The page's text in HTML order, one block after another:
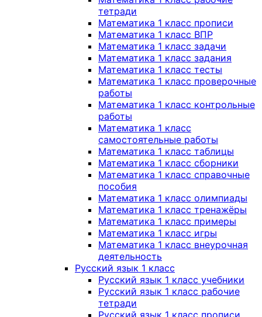
тетради
Математика 1 класс прописи
Математика 1 класс ВПР
Математика 1 класс задачи
Математика 1 класс задания
Математика 1 класс тесты
Математика 1 класс проверочные
работы
Математика 1 класс контрольные
работы
Математика 1 класс
самостоятельные работы
Математика 1 класс таблицы
Математика 1 класс сборники
Математика 1 класс справочные
пособия
Математика 1 класс олимпиады
Математика 1 класс тренажёры
Математика 1 класс примеры
Математика 1 класс игры
Математика 1 класс внеурочная
деятельность
Русский язык 1 класс
Русский язык 1 класс учебники
Русский язык 1 класс рабочие
тетради
Русский язык 1 класс прописи